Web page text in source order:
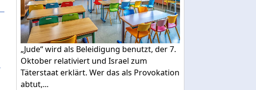
„Jude“ wird als Beleidigung benutzt, der 7.
Oktober relativiert und Israel zum
Täterstaat erklärt. Wer das als Provokation
abtut,...